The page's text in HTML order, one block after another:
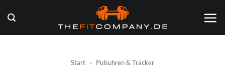
Inhalt
springen
Start » Pulsuhren & Tracker